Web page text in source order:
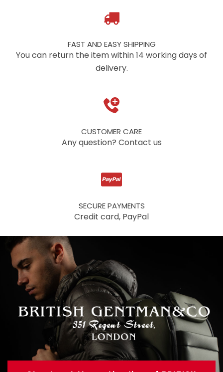
FAST AND EASY SHIPPING
You can return the item within 14 working days of
delivery.
CUSTOMER CARE
Any question? Contact us
SECURE PAYMENTS
Credit card, PayPal